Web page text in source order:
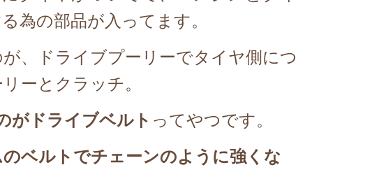
為の部品が入ってます。
、ドライブプーリーでタイヤ側につ
ーとクラッチ。
がドライブベルト ってやつです。
のベルトでチェーンのように強くな